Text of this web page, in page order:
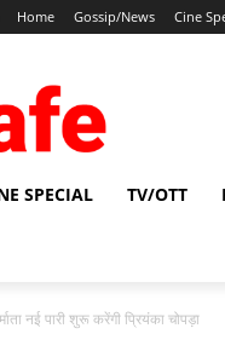
Home Gossip/News Cine
SPECIAL TV/OTT
नई पारी शुरू करेंगी प्रियंका चोपड़ा